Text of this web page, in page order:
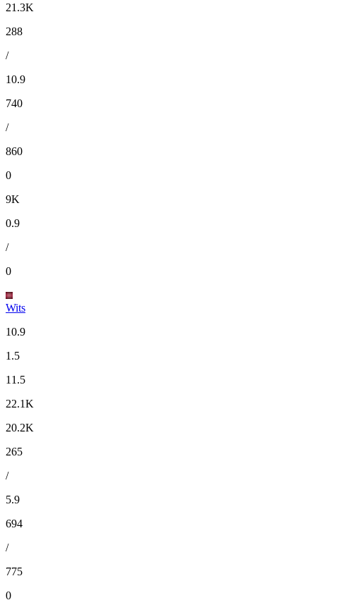
21.3K
288
/
10.9
740
/
860
0
9K
0.9
/
0
Wits
10.9
1.5
11.5
22.1K
20.2K
265
/
5.9
694
/
775
0